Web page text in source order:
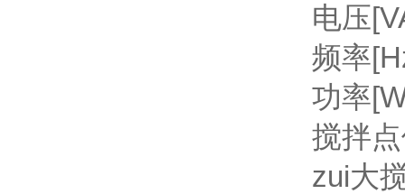
电压
频率
功率
搅拌点
zui大